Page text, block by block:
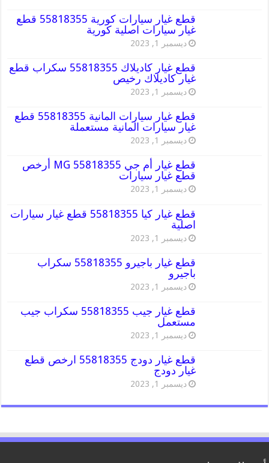
قطع غيار سيارات كورية 55818355 قطع
غيار سيارات اصلية كورية
ديسمبر 1, 2023
قطع غيار كاديلاك 55818355 سكراب قطع
غيار كاديلاك رخيص
ديسمبر 1, 2023
قطع غيار سيارات المانية 55818355 قطع
غيار سيارات المانية مستعملة
ديسمبر 1, 2023
قطع غيار أم جي MG 55818355 أرخص
قطع غيار سيارات
ديسمبر 1, 2023
قطع غيار كيا 55818355 قطع غيار سيارات
اصلية
ديسمبر 1, 2023
قطع غيار باجيرو 55818355 سكراب
باجيرو
ديسمبر 1, 2023
قطع غيار جيب 55818355 سكراب جيب
مستعمل
ديسمبر 1, 2023
قطع غيار دودج 55818355 ارخص قطع
غيار دودج
ديسمبر 1, 2023